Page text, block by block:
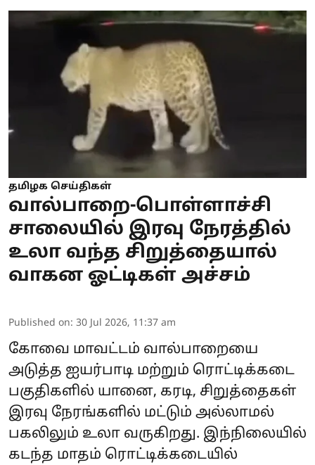
தமிழக செய்திகள்
வால்பாறை-பொள்ளாச்சி
சாலையில் இரவு நேரத்தில்
உலா வந்த சிறுத்தையால்
வாகன ஓட்டிகள் அச்சம்
Published on: 30 Jul 2026, 11:37 am
கோவை மாவட்டம் வால்பாறையை
அடுத்த ஐயர்பாடி மற்றும் ரொட்டிக்கடை
பகுதிகளில் யானை, கரடி, சிறுத்தைகள்
இரவு நேரங்களில் மட்டும் அல்லாமல்
பகலிலும் உலா வருகிறது. இந்நிலையில்
கடந்த மாதம் ரொட்டிக்கடையில்